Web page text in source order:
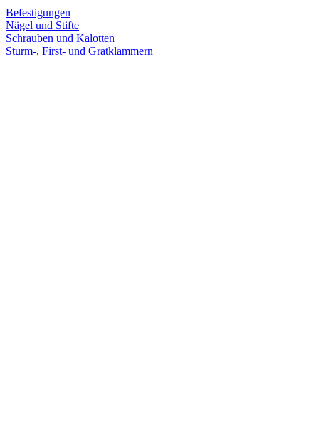
Befestigungen
Nägel und Stifte
Schrauben und Kalotten
Sturm-, First- und Gratklammern